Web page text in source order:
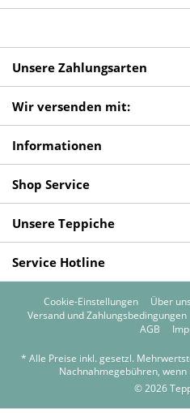
Unsere Zahlungsarten
Wir versenden mit:
Informationen
Shop Service
Unsere Teppiche
Service Hotline
Cookie-Einstellungen Über uns
Versand und Zahlungsbedingungen
AGB
* Alle Preise inkl. gesetzl.
Nachnahmegebühren,
© 2026